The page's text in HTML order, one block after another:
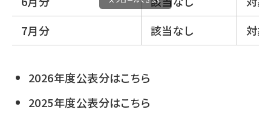
7月分
該当なし 対象
2026年度公表分はこちら
2025年度公表分はこちら